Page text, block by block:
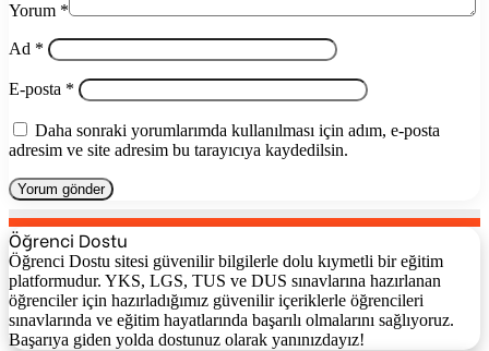
Yorum *
Ad *
E-posta *
Daha sonraki yorumlarımda kullanılması için adım, e-posta
adresim ve site adresim bu tarayıcıya kaydedilsin.
Öğrenci Dostu
Öğrenci Dostu sitesi güvenilir bilgilerle dolu kıymetli bir eğitim
platformudur. YKS, LGS, TUS ve DUS sınavlarına hazırlanan
öğrenciler için hazırladığımız güvenilir içeriklerle öğrencileri
sınavlarında ve eğitim hayatlarında başarılı olmalarını sağlıyoruz.
Başarıya giden yolda dostunuz olarak yanınızdayız!